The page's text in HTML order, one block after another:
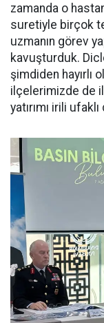
zamanda o
suretiyle birçok
uzmanın görev
kavuşturduk.
şimdiden hayırlı
ilçelerimizde de
yatırımı irili